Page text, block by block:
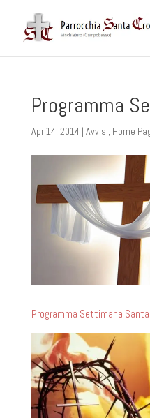
Programma
Apr 14, 2014 | Avvisi, Home
Programma Settimana